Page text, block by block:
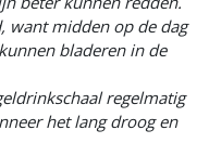
want midden op de dag
bladeren in de
regelmatig
het lang droog en